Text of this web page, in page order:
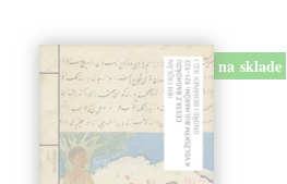
na sklade